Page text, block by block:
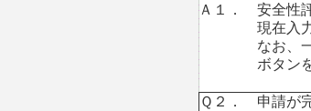
Ａ１． 安全性評
現在入力して
なお、一時保
ボタンを押
Ｑ２． 申請が